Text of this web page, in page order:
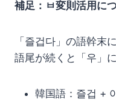
補足：ㅂ変則活用に
「즐겁다」の語幹末
語尾が続くと「우」
韓国語：즐겁 +